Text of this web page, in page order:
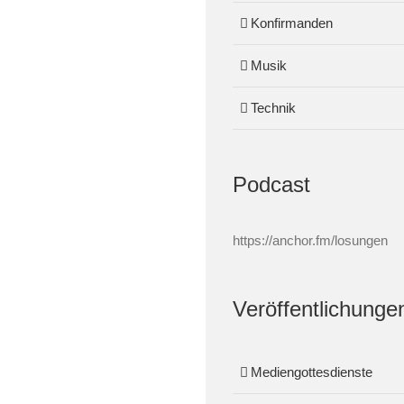
Konfirmanden
Musik
Technik
Podcast
https://anchor.fm/losungen
Mediengottesdienste